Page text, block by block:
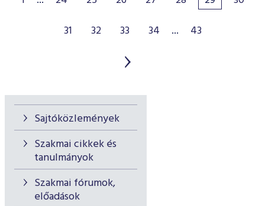
Sajtóközlemények
Szakmai cikkek és
tanulmányok
Szakmai fórumok,
előadások
31
32 33 34 ... 43